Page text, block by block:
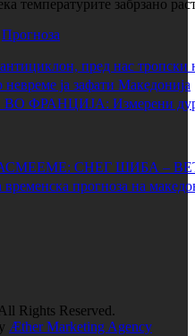
температурите забрзано
Прогноза
пред нас тропски
ја зафати Македонија
Измерени дури
СНЕГ ШИБА –
временска прогноза на
Rights Reserved.
Æther Marketing Agency